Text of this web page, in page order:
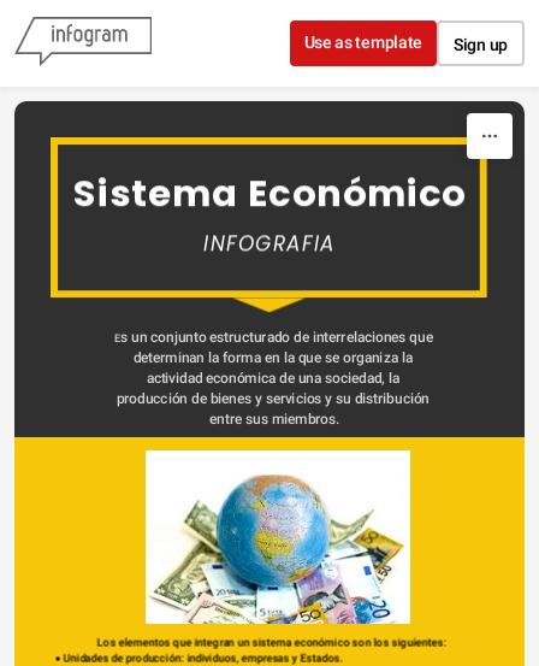
Skip to content
Use as template Sign up
Sistema Económico
INFOGRAFIA
Es un conjunto estructurado de interrelaciones que
determinan la forma en la que se organiza la
actividad económica de una sociedad, la
producción de bienes y servicios y su distribución
entre sus miembros.
Los elementos que integran un sistema económico son los siguientes:
Unidades de producción: individuos, empresas y Estados.